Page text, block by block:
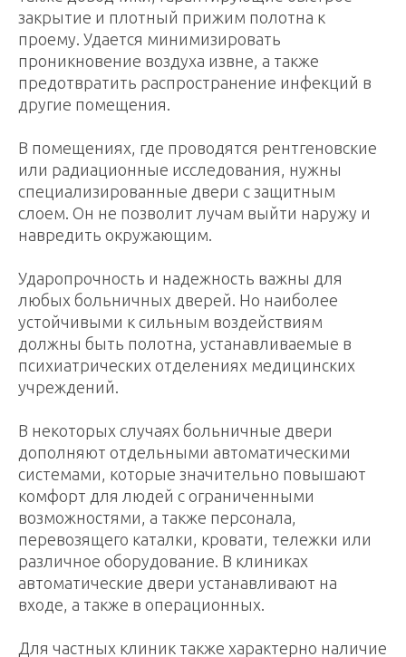
закрытие и плотный прижим полотна к
проему. Удается минимизировать
проникновение воздуха извне, а также
предотвратить распространение инфекций в
другие помещения.
В помещениях, где проводятся рентгеновские
или радиационные исследования, нужны
специализированные двери с защитным
слоем. Он не позволит лучам выйти наружу и
навредить окружающим.
Ударопрочность и надежность важны для
любых больничных дверей. Но наиболее
устойчивыми к сильным воздействиям
должны быть полотна, устанавливаемые в
психиатрических отделениях медицинских
учреждений.
В некоторых случаях больничные двери
дополняют отдельными автоматическими
системами, которые значительно повышают
комфорт для людей с ограниченными
возможностями, а также персонала,
перевозящего каталки, кровати, тележки или
различное оборудование. В клиниках
автоматические двери устанавливают на
входе, а также в операционных.
Для частных клиник также характерно наличие